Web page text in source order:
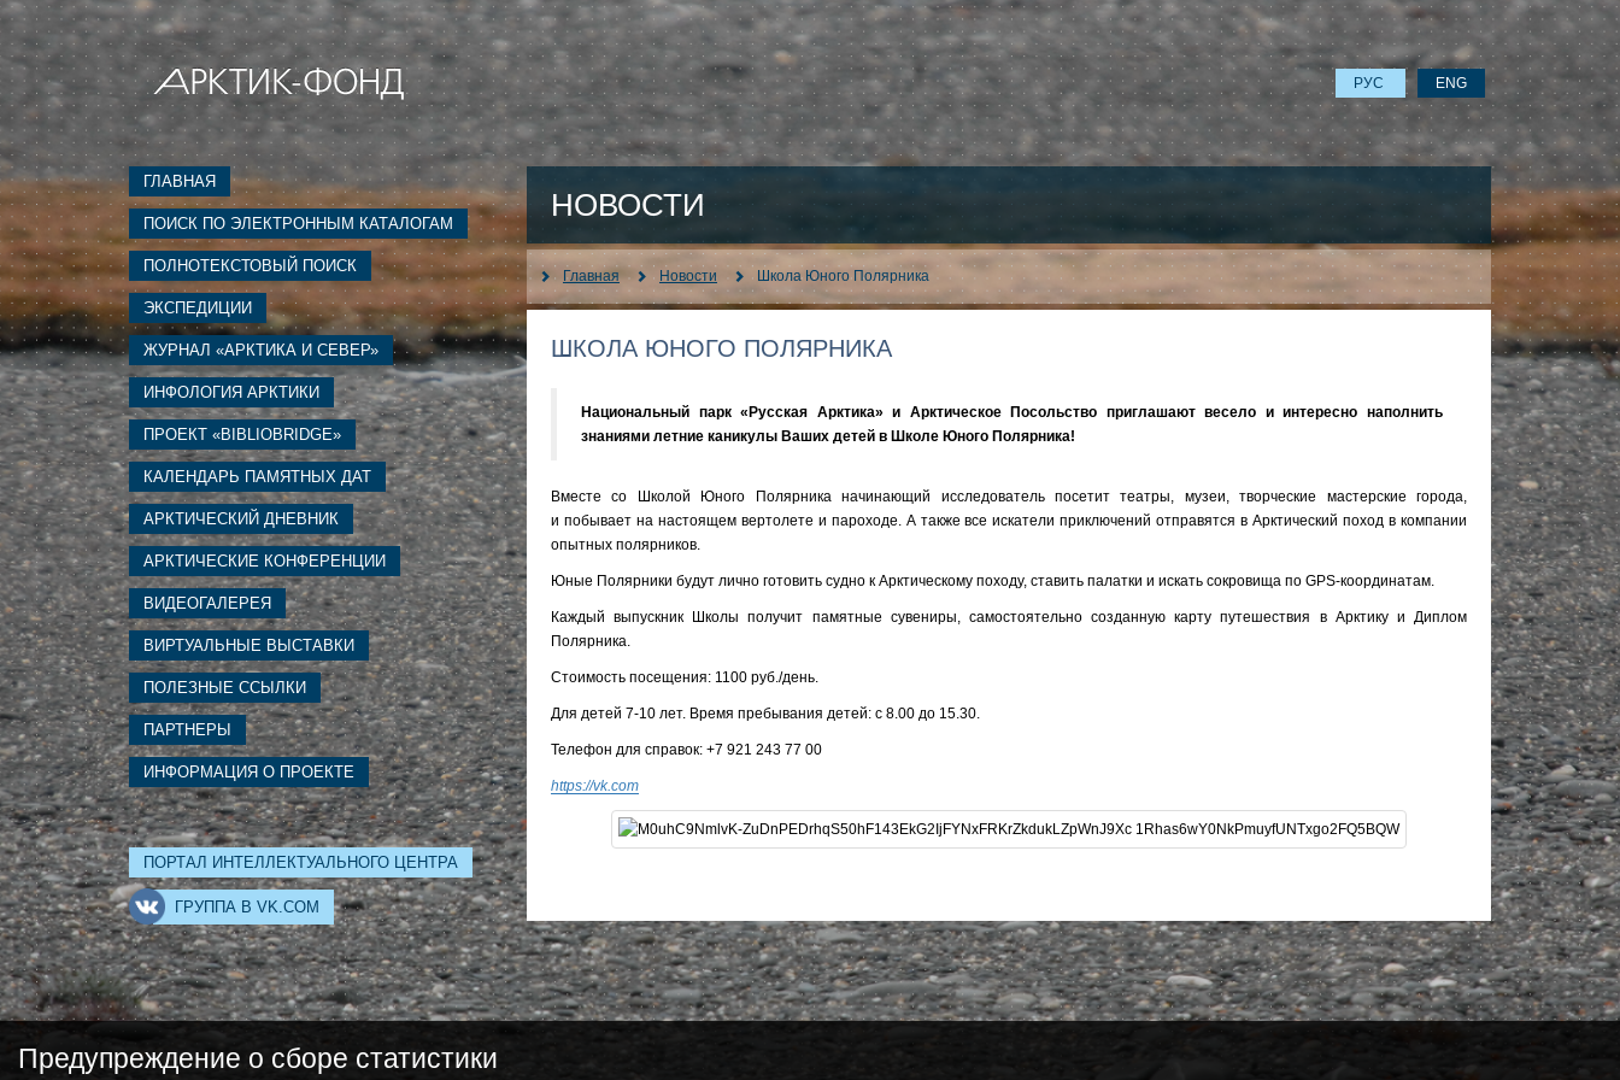
РУС ENG
ГЛАВНАЯ
ПОИСК ПО ЭЛЕКТРОННЫМ КАТАЛОГАМ
ПОЛНОТЕКСТОВЫЙ ПОИСК
ЭКСПЕДИЦИИ
ЖУРНАЛ «АРКТИКА И СЕВЕР»
ИНФОЛОГИЯ АРКТИКИ
ПРОЕКТ «BIBLIOBRIDGE»
КАЛЕНДАРЬ ПАМЯТНЫХ ДАТ
АРКТИЧЕСКИЙ ДНЕВНИК
АРКТИЧЕСКИЕ КОНФЕРЕНЦИИ
ВИДЕОГАЛЕРЕЯ
ВИРТУАЛЬНЫЕ ВЫСТАВКИ
ПОЛЕЗНЫЕ ССЫЛКИ
ПАРТНЕРЫ
ИНФОРМАЦИЯ О ПРОЕКТЕ
ПОРТАЛ ИНТЕЛЛЕКТУАЛЬНОГО ЦЕНТРА
ГРУППА В VK.COM
НОВОСТИ
Главная Новости Школа Юного Полярника
ШКОЛА ЮНОГО ПОЛЯРНИКА
Национальный парк «Русская Арктика» и Арктическое Посольство приглашают весело и интересно наполнить
знаниями летние каникулы Ваших детей в Школе Юного Полярника!
Вместе со Школой Юного Полярника начинающий исследователь посетит театры, музеи, творческие мастерские города,
и побывает на настоящем вертолете и пароходе. А также все искатели приключений отправятся в Арктический поход в компании
опытных полярников.
Юные Полярники будут лично готовить судно к Арктическому походу, ставить палатки и искать сокровища по GPS-координатам.
Каждый выпускник Школы получит памятные сувениры, самостоятельно созданную карту путешествия в Арктику и Диплом
Полярника.
Стоимость посещения: 1100 руб./день.
Для детей 7-10 лет. Время пребывания детей: с 8.00 до 15.30.
Телефон для справок: +7 921 243 77 00
https://vk.com
Предупреждение о сборе статистики